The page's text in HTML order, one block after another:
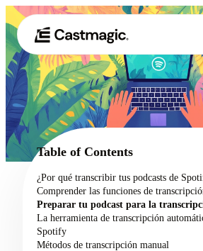
01 Producto
Casos de uso
Precios
Acerca de
Table of Contents
¿Por qué transcribir tus podcasts de
Comprender las funciones de
Preparar tu podcast para la
La herramienta de transcripción
Spotify
Métodos de transcripción manual